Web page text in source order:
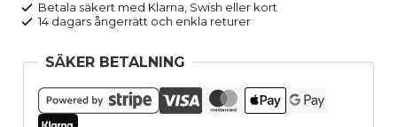
Betala säkert med Klarna, Swish eller kort
14 dagars ångerrätt och enkla returer
SÄKER BETALNING